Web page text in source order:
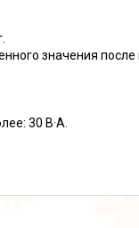
значения
30 В·А.